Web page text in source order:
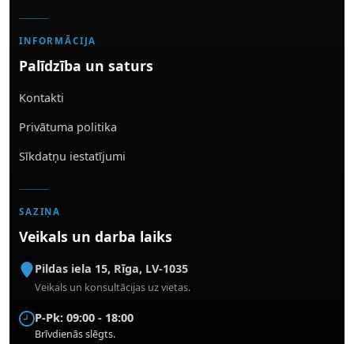
INFORMĀCIJA
Palīdzība un saturs
Kontakti
Privātuma politika
Sīkdatņu iestatījumi
SAZIŅA
Veikals un darba laiks
Pildas iela 15, Rīga, LV-1035
Veikals un konsultācijas uz vietas.
P-Pk: 09:00 - 18:00
Brīvdienās slēgts.